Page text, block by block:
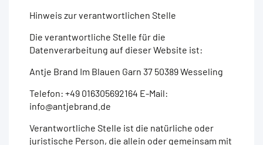
Hinweis zur verantwortlichen Stelle
Die verantwortliche Stelle für die
Datenverarbeitung auf dieser Website ist:
Antje Brand Im Blauen Garn 37 50389 Wesseling
Telefon: +49 016305692164 E-Mail:
info@antjebrand.de
Verantwortliche Stelle ist die natürliche oder
juristische Person, die allein oder gemeinsam mit